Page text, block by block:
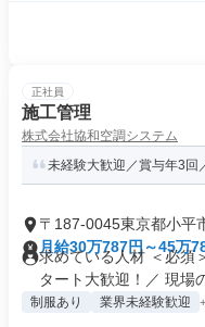
正社員
施工管理
株式会社協和空調システム
未経験大歓迎／賞与年3回
〒187-0045東京都小平
月給30万787円～45万
求めている人材 ＜必須
タート大歓迎！／ 現場
制服あり 業界未経験歓迎